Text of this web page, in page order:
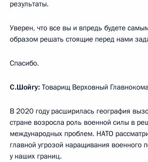
результаты.
Уверен, что все вы и впредь будете
образом решать стоящие перед нами
Спасибо.
С.Шойгу: Товарищ Верховный
В 2020 году расширилась география
стране возросла роль военной силы в
международных проблем. НАТО
главной угрозой наращивания военного
у наших границ.